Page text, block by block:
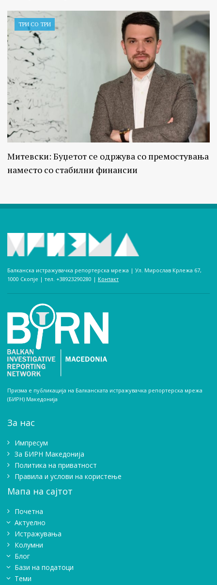
ТРИ СО ТРИ
Митевски: Буџетот се одржува со премостувања
наместо со стабилни финансии
Балканска истражувачка репортерска мрежа | Ул. Мирослав Крлежа 67,
1000 Скопје | тел. +38923290280­ | Контакт
Призма е публикација на Балканската истражувачка репортерска мрежа
(БИРН) Македонија
За нас
Импресум
Зa БИРН Македонија
Политика на приватност
Правила и услови на користење
Мапа на сајтот
Почетна
Актуелно
Истражувањa
Колумни
Блог
Бази на податоци
Теми